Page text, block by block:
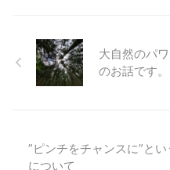
大自然のパ
のお話です。
”ピンチをチャンスに”と
について